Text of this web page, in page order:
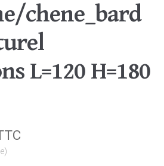
chene_bard
L=120 H=180